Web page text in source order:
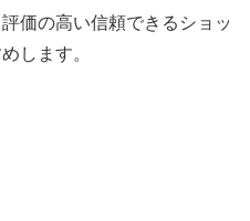
価の高い信頼できるショッ
します。